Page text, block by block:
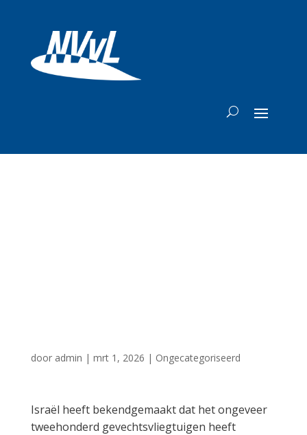
door admin | mrt 1, 2026 | Ongecategoriseerd
Israël heeft bekendgemaakt dat het ongeveer
tweehonderd gevechtsvliegtuigen heeft